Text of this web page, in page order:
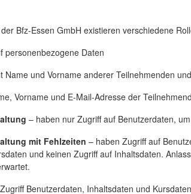
Bfz-Essen GmbH existieren verschiedene
personenbezogene Daten
Name und Vorname anderer Teilnehmenden
Vorname und E-Mail-Adresse der
– haben nur Zugriff auf Benutzerdaten,
mit Fehlzeiten – haben Zugriff auf
und keinen Zugriff auf Inhaltsdaten.
Benutzerdaten, Inhaltsdaten und